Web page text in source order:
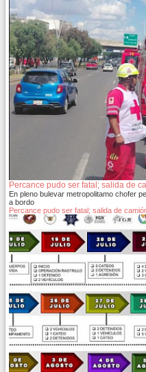
Percance pudo ser fatal; salida de
En pleno bulevar metropolitamo chofer
a bordo
Percance pudo ser fatal; salida de